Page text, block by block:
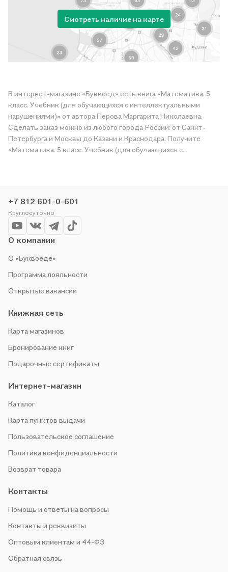
Смотреть наличие на карте
В интернет-магазине «Буквоед» есть книга «Математика. 5
класс. Учебник (для обучающихся с интеллектуальными
нарушениями)» от автора Перова Маргарита Николаевна.
Сделать заказ можно из любого города России: от Санкт-
Петербурга и Москвы до Казани и Краснодара. Получите
«Математика. 5 класс. Учебник (для обучающихся с
проводим акции. Оставайтесь с нами, чтобы не упустить
выгоду!
+7 812 601-0-601
Круглосуточно
О компании
О «Буквоеде»
Программа лояльности
Открытые вакансии
Книжная сеть
Карта магазинов
Бронирование книг
Подарочные сертификаты
Интернет-магазин
Каталог
Карта пунктов выдачи
Пользовательское соглашение
Политика конфиденциальности
Возврат товара
Контакты
Помощь и ответы на вопросы
Контакты и реквизиты
Оптовым клиентам и 44-ФЗ
Обратная связь